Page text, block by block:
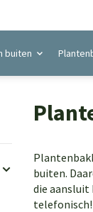
buiten
buiten.
die aansluit
telefonisch!